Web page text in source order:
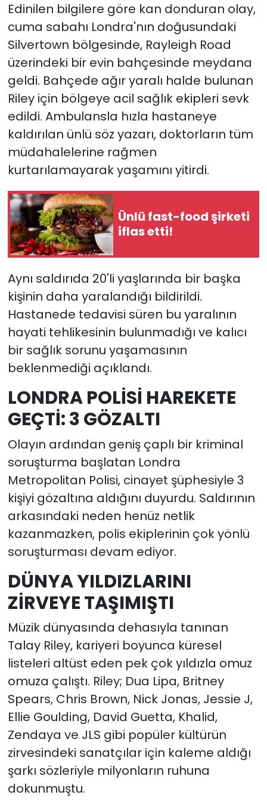
Edinilen bilgilere göre kan donduran olay,
cuma sabahı Londra'nın doğusundaki
Silvertown bölgesinde, Rayleigh Road
üzerindeki bir evin bahçesinde meydana
geldi. Bahçede ağır yaralı halde bulunan
Riley için bölgeye acil sağlık ekipleri sevk
edildi. Ambulansla hızla hastaneye
kaldırılan ünlü söz yazarı, doktorların tüm
müdahalelerine rağmen
kurtarılamayarak yaşamını yitirdi.
Ünlü fast-food şirketi
iflas etti!
Aynı saldırıda 20'li yaşlarında bir başka
kişinin daha yaralandığı bildirildi.
Hastanede tedavisi süren bu yaralının
hayati tehlikesinin bulunmadığı ve kalıcı
bir sağlık sorunu yaşamasının
beklenmediği açıklandı.
LONDRA POLİSİ HAREKETE
GEÇTİ: 3 GÖZALTI
Olayın ardından geniş çaplı bir kriminal
soruşturma başlatan Londra
Metropolitan Polisi, cinayet şüphesiyle 3
kişiyi gözaltına aldığını duyurdu. Saldırının
arkasındaki neden henüz netlik
kazanmazken, polis ekiplerinin çok yönlü
soruşturması devam ediyor.
DÜNYA YILDIZLARINI
ZİRVEYE TAŞIMIŞTI
Müzik dünyasında dehasıyla tanınan
Talay Riley, kariyeri boyunca küresel
listeleri altüst eden pek çok yıldızla omuz
omuza çalıştı. Riley; Dua Lipa, Britney
Spears, Chris Brown, Nick Jonas, Jessie J,
Ellie Goulding, David Guetta, Khalid,
Zendaya ve JLS gibi popüler kültürün
zirvesindeki sanatçılar için kaleme aldığı
şarkı sözleriyle milyonların ruhuna
dokunmuştu.